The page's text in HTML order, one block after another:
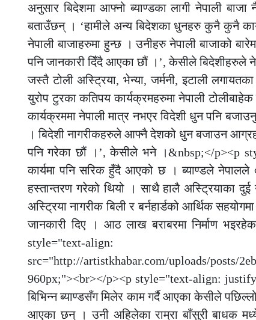
अनुसार बिदेशमा आफ्नो ब्याण्डका लागी नेपाली
बताउँछन् । ‘हामीले अन्य बिदेशका धुनहरु कुनै कुनै
नेपाली बाजाहरुमा हुन्छ । उनीहरु नेपाली बाजाको
पनि जानकारी दिँदै आएका छौं ।’, केसीले बिदेशीहरुले
जस्तै टोली अस्ट्रिया, भेन्या, जर्मनी, इटाली
युरोप टुरका कतिपय कार्यक्रमहरुमा नेपाली
कार्यक्रममा नेपाली मात्र नभएर विदेशी धुन पनि
। बिदेशी नागरीकहरुले आफ्नै देशको धुन बजाउन
पनि गरेका छौं ।’, केसीले भने ।&nbsp;</p><p
कार्यमा पनि सरिक हुँदै आएको छ । ब्याण्डले नेपालले
हस्तान्तरण गरेको थियो । साथै हालै अस्ट्रियाका दुई
अस्ट्रिया नागरीक बिली र बर्नहार्डको आर्थिक
जानकारी दिए । आठ लाख बराबरमा निर्माण
style="text-
src="http://artistkhabar.com/uploads/posts/
960px;"><br></p><p style="text-align: justify;
बिभिन्न ब्याण्डसँग मिलेर काम गर्दै आएका केसीले
आएका छन् । उनी अहिलेका राम्रा बाँसुरी बाधक